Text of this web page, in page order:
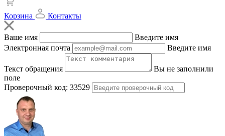
Корзина Контакты
Ваше имя
Введите имя
Электронная почта
Введите имя
Текст обращения
Вы не заполнили
поле
Проверочный код: 33529